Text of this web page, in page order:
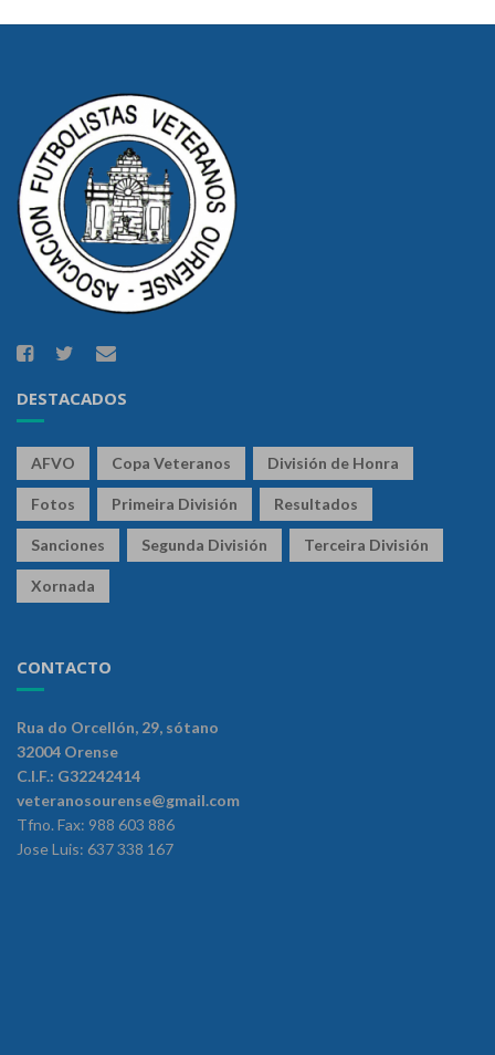
DESTACADOS
AFVO Copa Veteranos División de Honra
Fotos Primeira División Resultados
Sanciones Segunda División Terceira División
Xornada
CONTACTO
Rua do Orcellón, 29, sótano
32004 Orense
C.I.F.: G32242414
veteranosourense@gmail.com
Tfno. Fax: 988 603 886
Jose Luis: 637 338 167